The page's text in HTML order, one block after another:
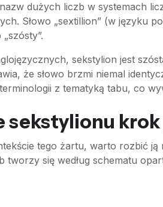
dużych liczb w systemach
Słowo „sextillion” (w języku
sekstylion jest
że słowo brzmi niemal
z tematyką tabu, co
sekstylionu
tego żartu, warto rozbić
się według schematu